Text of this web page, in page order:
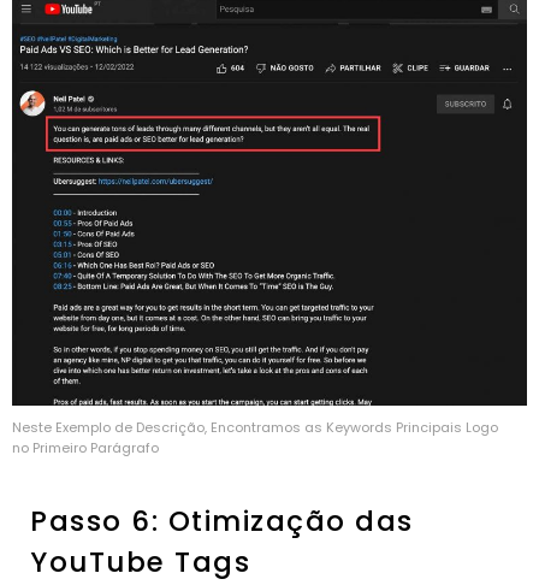
Neste Exemplo de Descrição, Encontramos as Keywords Principais Logo
no Primeiro Parágrafo
Passo 6: Otimização das
YouTube Tags